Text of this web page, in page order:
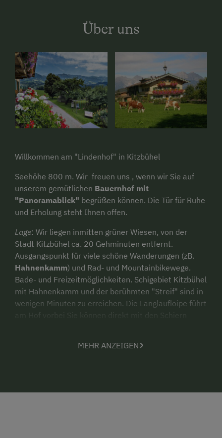
Über uns
Willkommen am "Lindenhof" in Kitzbühel
Seehöhe 800 m. Wir freuen uns , wenn wir Sie auf
unserem gemütlichen Bauernhof mit
"Panoramablick" begrüßen können. Die Tür für Ruhe
und Erholung steht Ihnen offen.
Lage: Wir liegen inmitten grüner Wiesen, von der
Stadt Kitzbühel ca. 20 Gehminuten entfernt.
Ausgangspunkt für viele schöne Wanderungen (zB.
Hahnenkamm) und Rad- und Mountainbikewege.
Bade- und Freizeitmöglichkeiten. Schigebiet Kitzbühel
mit Hahnenkamm und der berühmten "Streif" sind in
wenigen Minuten zu erreichen. Die Langlaufloipe führt
am Hof vorbei Sie können direkt mit den Schiern
Hoftypische Besonderheiten: Gemütliche Stube mit
Milch, Apfelsaft, ein Schnaps´l und auch Eier. Alle
MEHR ANZEIGEN